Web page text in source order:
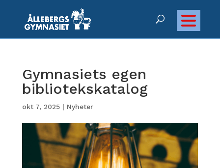
Gymnasiets egen
bibliotekskatalog
okt 7, 2025| Nyheter